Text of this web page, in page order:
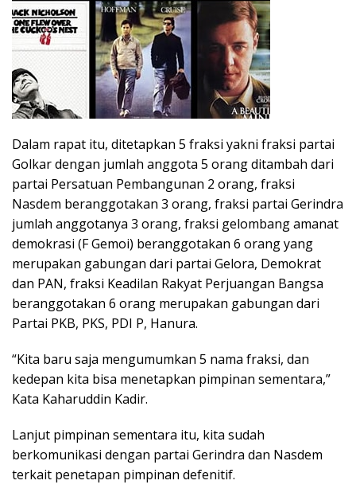
Dalam rapat itu, ditetapkan 5 fraksi yakni fraksi partai
Golkar dengan jumlah anggota 5 orang ditambah dari
partai Persatuan Pembangunan 2 orang, fraksi
Nasdem beranggotakan 3 orang, fraksi partai Gerindra
jumlah anggotanya 3 orang, fraksi gelombang amanat
demokrasi (F Gemoi) beranggotakan 6 orang yang
merupakan gabungan dari partai Gelora, Demokrat
dan PAN, fraksi Keadilan Rakyat Perjuangan Bangsa
beranggotakan 6 orang merupakan gabungan dari
Partai PKB, PKS, PDI P, Hanura.
“Kita baru saja mengumumkan 5 nama fraksi, dan
kedepan kita bisa menetapkan pimpinan sementara,”
Kata Kaharuddin Kadir.
Lanjut pimpinan sementara itu, kita sudah
berkomunikasi dengan partai Gerindra dan Nasdem
terkait penetapan pimpinan defenitif.